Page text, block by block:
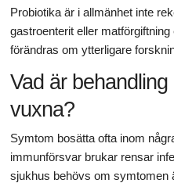
Probiotika är i allmänhet inte
gastroenterit eller
förändras om ytterligare
Vad är
vuxna?
Symtom bosätta ofta inom
immunförsvar brukar rensar
sjukhus behövs om symtomen